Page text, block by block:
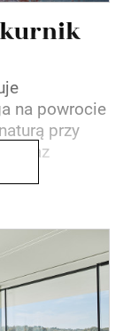
na powrocie
przy
oraz